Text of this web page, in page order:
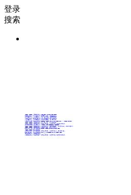
登录
搜索
36氪Auto
未来消费
未来城市
36氪出海
硬氪